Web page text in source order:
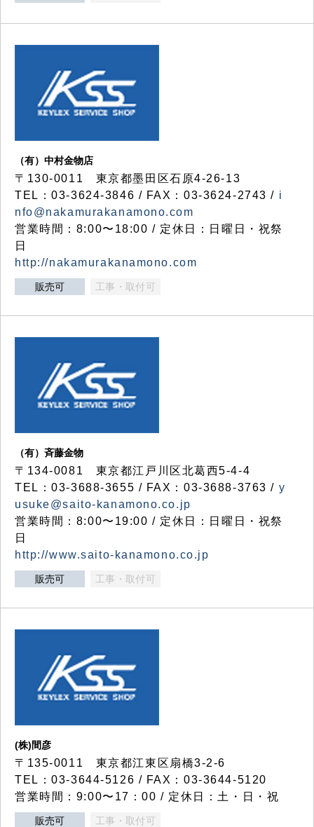
（有）中村金物店
〒130-0011 東京都墨田区石原4-26-13
TEL：03-3624-3846 / FAX：03-3624-2743 / i
nfo@nakamurakanamono.com
営業時間：8:00〜18:00 / 定休日：日曜日・祝祭
日
http://nakamurakanamono.com
販売可 工事・取付可
（有）斉藤金物
〒134-0081 東京都江戸川区北葛西5-4-4
TEL：03-3688-3655 / FAX：03-3688-3763 / y
usuke@saito-kanamono.co.jp
営業時間：8:00〜19:00 / 定休日：日曜日・祝祭
日
http://www.saito-kanamono.co.jp
販売可 工事・取付可
(株)間彦
〒135-0011 東京都江東区扇橋3-2-6
TEL：03-3644-5126 / FAX：03-3644-5120
営業時間：9:00〜17：00 / 定休日：土・日・祝
販売可 工事・取付可